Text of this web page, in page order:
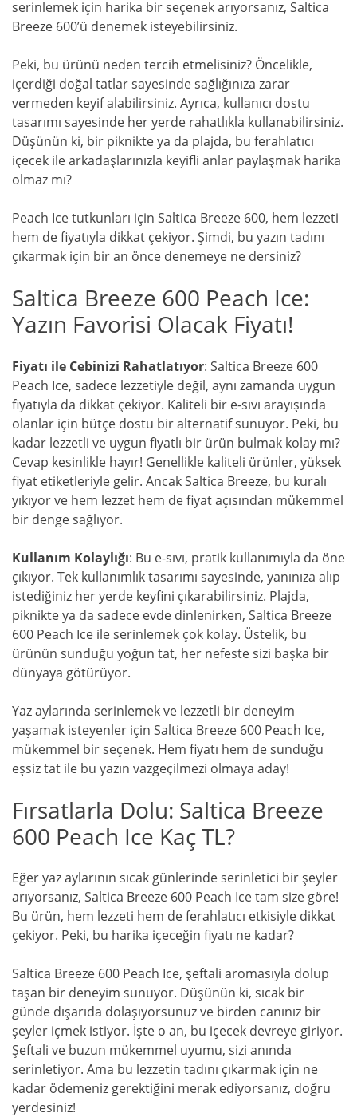
serinlemek için harika bir seçenek arıyorsanız, Saltica
Breeze 600’ü denemek isteyebilirsiniz.
Peki, bu ürünü neden tercih etmelisiniz? Öncelikle,
içerdiği doğal tatlar sayesinde sağlığınıza zarar
vermeden keyif alabilirsiniz. Ayrıca, kullanıcı dostu
tasarımı sayesinde her yerde rahatlıkla kullanabilirsiniz.
Düşünün ki, bir piknikte ya da plajda, bu ferahlatıcı
içecek ile arkadaşlarınızla keyifli anlar paylaşmak harika
olmaz mı?
Peach Ice tutkunları için Saltica Breeze 600, hem lezzeti
hem de fiyatıyla dikkat çekiyor. Şimdi, bu yazın tadını
çıkarmak için bir an önce denemeye ne dersiniz?
Saltica Breeze 600 Peach Ice:
Yazın Favorisi Olacak Fiyatı!
Fiyatı ile Cebinizi Rahatlatıyor: Saltica Breeze 600
Peach Ice, sadece lezzetiyle değil, aynı zamanda uygun
fiyatıyla da dikkat çekiyor. Kaliteli bir e-sıvı arayışında
olanlar için bütçe dostu bir alternatif sunuyor. Peki, bu
kadar lezzetli ve uygun fiyatlı bir ürün bulmak kolay mı?
Cevap kesinlikle hayır! Genellikle kaliteli ürünler, yüksek
fiyat etiketleriyle gelir. Ancak Saltica Breeze, bu kuralı
yıkıyor ve hem lezzet hem de fiyat açısından mükemmel
bir denge sağlıyor.
Kullanım Kolaylığı: Bu e-sıvı, pratik kullanımıyla da öne
çıkıyor. Tek kullanımlık tasarımı sayesinde, yanınıza alıp
istediğiniz her yerde keyfini çıkarabilirsiniz. Plajda,
piknikte ya da sadece evde dinlenirken, Saltica Breeze
600 Peach Ice ile serinlemek çok kolay. Üstelik, bu
ürünün sunduğu yoğun tat, her nefeste sizi başka bir
dünyaya götürüyor.
Yaz aylarında serinlemek ve lezzetli bir deneyim
yaşamak isteyenler için Saltica Breeze 600 Peach Ice,
mükemmel bir seçenek. Hem fiyatı hem de sunduğu
eşsiz tat ile bu yazın vazgeçilmezi olmaya aday!
Fırsatlarla Dolu: Saltica Breeze
600 Peach Ice Kaç TL?
Eğer yaz aylarının sıcak günlerinde serinletici bir şeyler
arıyorsanız, Saltica Breeze 600 Peach Ice tam size göre!
Bu ürün, hem lezzeti hem de ferahlatıcı etkisiyle dikkat
çekiyor. Peki, bu harika içeceğin fiyatı ne kadar?
Saltica Breeze 600 Peach Ice, şeftali aromasıyla dolup
taşan bir deneyim sunuyor. Düşünün ki, sıcak bir
günde dışarıda dolaşıyorsunuz ve birden canınız bir
şeyler içmek istiyor. İşte o an, bu içecek devreye giriyor.
Şeftali ve buzun mükemmel uyumu, sizi anında
serinletiyor. Ama bu lezzetin tadını çıkarmak için ne
kadar ödemeniz gerektiğini merak ediyorsanız, doğru
yerdesiniz!